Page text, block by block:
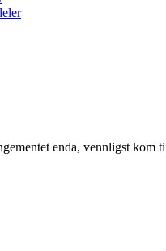
enda, vennligst kom